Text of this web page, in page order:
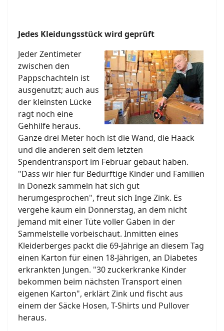
Jedes Kleidungsstück wird geprüft
Jeder Zentimeter
zwischen den
Pappschachteln ist
ausgenutzt; auch aus
der kleinsten Lücke
ragt noch eine
Gehhilfe heraus.
Ganze drei Meter hoch ist die Wand, die Haack
und die anderen seit dem letzten
Spendentransport im Februar gebaut haben.
"Dass wir hier für Bedürftige Kinder und Familien
in Donezk sammeln hat sich gut
herumgesprochen", freut sich Inge Zink. Es
vergehe kaum ein Donnerstag, an dem nicht
jemand mit einer Tüte voller Gaben in der
Sammelstelle vorbeischaut. Inmitten eines
Kleiderberges packt die 69-Jährige an diesem Tag
einen Karton für einen 18-Jährigen, an Diabetes
erkrankten Jungen. "30 zuckerkranke Kinder
bekommen beim nächsten Transport einen
eigenen Karton", erklärt Zink und fischt aus
einem der Säcke Hosen, T-Shirts und Pullover
heraus.